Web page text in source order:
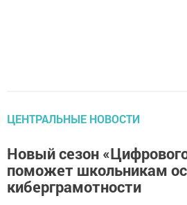
ЦЕНТРАЛЬНЫЕ НОВОСТИ
Новый сезон
поможет школьникам
киберграмотности